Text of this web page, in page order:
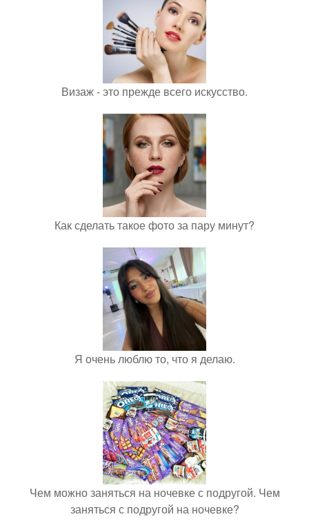
Визаж - это прежде всего искусство.
Как сделать такое фото за пару минут?
Я очень люблю то, что я делаю.
Чем можно заняться на ночевке с подругой. Чем
заняться с подругой на ночевке?